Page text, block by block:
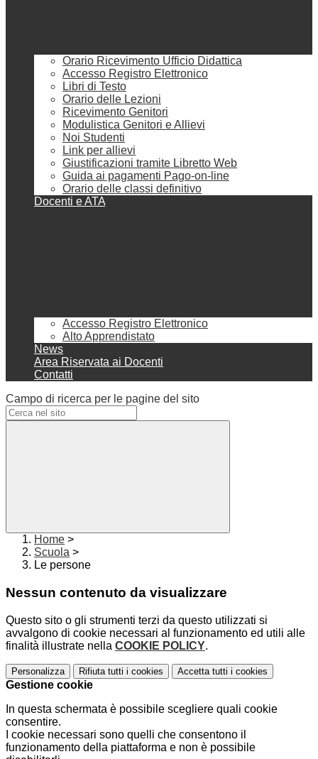
Orario Ricevimento Ufficio Didattica
Accesso Registro Elettronico
Libri di Testo
Orario delle Lezioni
Ricevimento Genitori
Modulistica Genitori e Allievi
Noi Studenti
Link per allievi
Giustificazioni tramite Libretto Web
Guida ai pagamenti Pago-on-line
Orario delle classi definitivo
Docenti e ATA
Accesso Registro Elettronico
Alto Apprendistato
News
Area Riservata ai Docenti
Contatti
Campo di ricerca per le pagine del sito
Home >
Scuola >
Le persone
Nessun contenuto da visualizzare
Questo sito o gli strumenti terzi da questo utilizzati si
avvalgono di cookie necessari al funzionamento ed utili alle
finalità illustrate nella COOKIE POLICY.
Personalizza Rifiuta tutti i cookies Accetta tutti i cookies
Gestione cookie
In questa schermata è possibile scegliere quali cookie
consentire.
I cookie necessari sono quelli che consentono il
funzionamento della piattaforma e non è possibile